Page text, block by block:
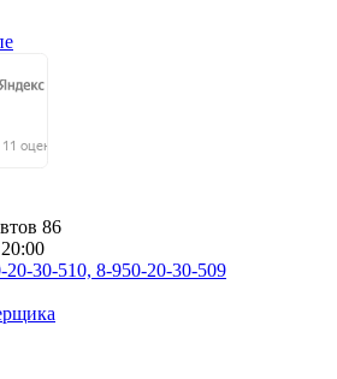
86
30-510, 8-950-20-30-509